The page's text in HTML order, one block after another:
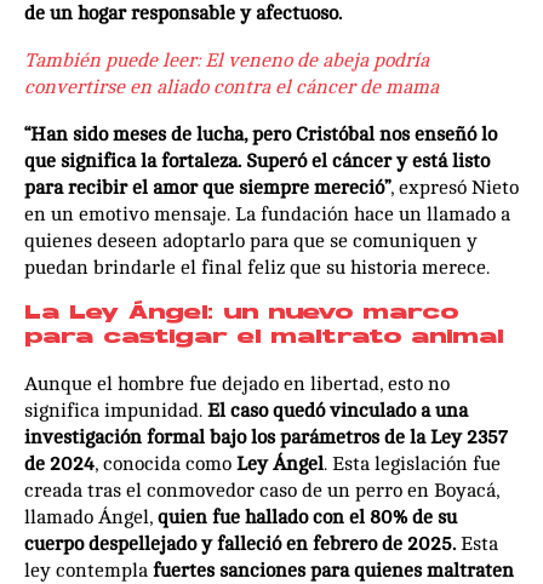
de un hogar responsable y afectuoso.
También puede leer:El veneno de abeja podría
convertirse en aliado contra el cáncer de mama
“Han sido meses de lucha, pero Cristóbal nos enseñó lo
que significa la fortaleza. Superó el cáncer y está listo
para recibir el amor que siempre mereció”, expresó Nieto
en un emotivo mensaje. La fundación hace un llamado a
quienes deseen adoptarlo para que se comuniquen y
puedan brindarle el final feliz que su historia merece.
La Ley Ángel: un nuevo marco
para castigar el maltrato animal
Aunque el hombre fue dejado en libertad, esto no
significa impunidad. El caso quedó vinculado a una
investigación formal bajo los parámetros de la Ley 2357
de 2024, conocida como Ley Ángel. Esta legislación fue
creada tras el conmovedor caso de un perro en Boyacá,
llamado Ángel, quien fue hallado con el 80% de su
cuerpo despellejado y falleció en febrero de 2025. Esta
ley contempla fuertes sanciones para quienes maltraten